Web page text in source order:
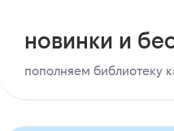
новинки и
пополняем библиотеку